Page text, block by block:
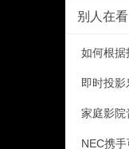
别人在看
如何根据
即时投
家庭影院
NEC携